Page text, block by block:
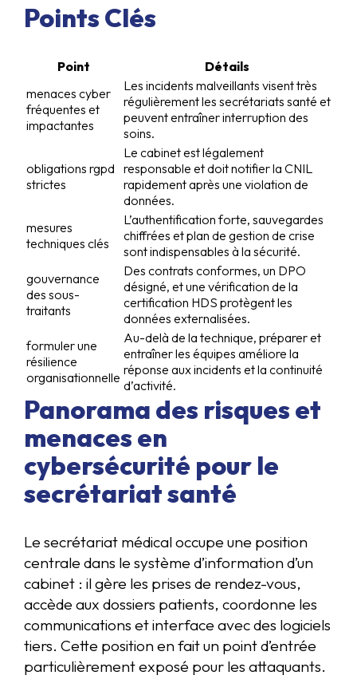
Points Clés
Point
Détails
menaces cyber
fréquentes et
impactantes
Les incidents malveillants visent très
régulièrement les secrétariats santé et
peuvent entraîner interruption des
soins.
obligations rgpd
strictes
Le cabinet est légalement
responsable et doit notifier la CNIL
rapidement après une violation de
données.
mesures
techniques clés
L’authentification forte, sauvegardes
chiffrées et plan de gestion de crise
sont indispensables à la sécurité.
gouvernance
des sous-
traitants
Des contrats conformes, un DPO
désigné, et une vérification de la
certification HDS protègent les
données externalisées.
formuler une
résilience
organisationnelle
Au-delà de la technique, préparer et
entraîner les équipes améliore la
réponse aux incidents et la continuité
d’activité.
Panorama des risques et
menaces en
cybersécurité pour le
secrétariat santé
Le secrétariat médical occupe une position
centrale dans le système d’information d’un
cabinet : il gère les prises de rendez-vous,
accède aux dossiers patients, coordonne les
communications et interface avec des logiciels
tiers. Cette position en fait un point d’entrée
particulièrement exposé pour les attaquants.